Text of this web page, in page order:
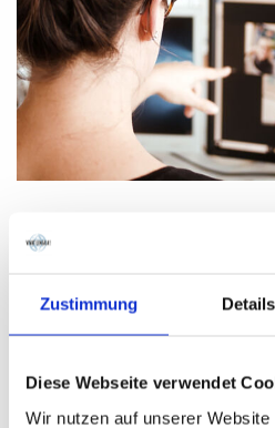
Zustimmung Details
Diese Webseite verwendet
Wir nutzen auf unserer Website
Gemeinsam entschied
am 12.03.2020 diesen
unternehmerischen Schritt.
digital, virtuell, hybrid.